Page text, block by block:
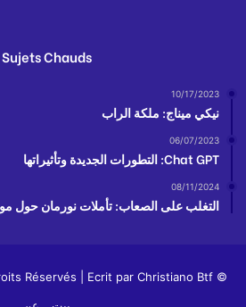
Sujets Chauds
10/17/2023
نيكي ميناج: ملكة الراب
06/07/2023
Chat GPT: التطورات الجديدة وتأثيراتها
08/11/2024
التغلب على الصعاب: تأملات نورمان حول
© Copyright 2026, Tous droits Réservés | Ecrit par
Christiano Btf